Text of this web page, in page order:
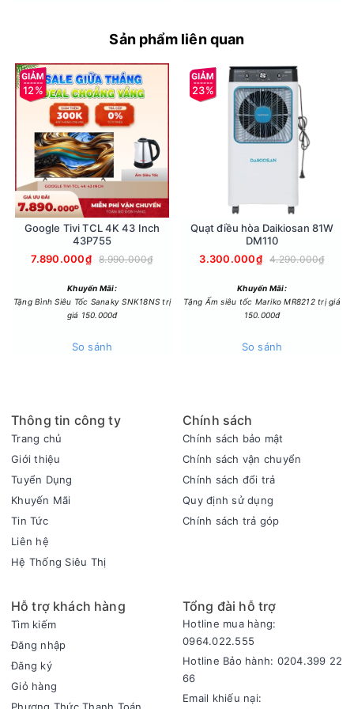
thơm, giặt tiêu chuẩn, giặt nhanh,... (xem thêm chương trình
hoạt động tại bảng thông số kỹ thuật).
- Máy giặt Aqua có công nghệ giặt Aroma - lưu hương giúp
cho quần áo sau giặt được ướp hương thơm trong từng thớ
- Lồng giặt Pillow dạng hình gối thiết kế lỗ rất nhỏ chỉ 2.5 mm
- Ngoài ra, công nghệ ABT mâm giặt kháng khuẩn giúp bảo
vệ quần áo trước các tác nhân gây ảnh hưởng sức khoẻ như
vi khuẩn.
Động cơ - Công nghệ tiết kiệm điện
- AWM8-316K(B) sở hữu động cơ truyền động gián tiếp bằng
dây curoa cho phép người dùng có thể sở hữu máy với giá
Sản phẩm liên quan
12%
Google Tivi TCL 4K 43 Inch
43P755
7.890.000₫
8.990.000₫
Khuyến Mãi:
Tặng Bình Siêu Tốc Sanaky SNK18NS trị
giá 150.000đ
So sánh
23%
Quạt điều hòa Daikiosan 81W
DM110
3.300.000₫
4.290.000₫
Khuyến Mãi:
Tặng Ấm siêu tốc Mariko MR8212 trị giá
150.000đ
So sánh
Thông tin công ty
Trang chủ
Giới thiệu
Tuyển Dụng
Khuyến Mãi
Tin Tức
Liên hệ
Hệ Thống Siêu Thị
Chính sách
Chính sách bảo mật
Chính sách vận chuyển
Chính sách đổi trả
Quy định sử dụng
Chính sách trả góp
Hỗ trợ khách hàng
Tìm kiếm
Đăng nhập
Đăng ký
Giỏ hàng
Tổng đài hỗ trợ
Hotline mua hàng:
0964.022.555
Hotline Bảo hành: 0204.399 22
66
Email khiếu nại: